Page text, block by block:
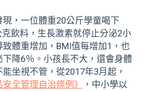
，一位體重20公斤學童喝下
飲料，生長激素就停止分泌2小
體重增加，BMI值每增加1，也
降6％。小孩長不大，還會身體
坐視不管，從2017年3月起，
全管理自治條例》
，中小學以